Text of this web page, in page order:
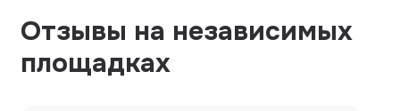
Отзывы на независимых
площадках